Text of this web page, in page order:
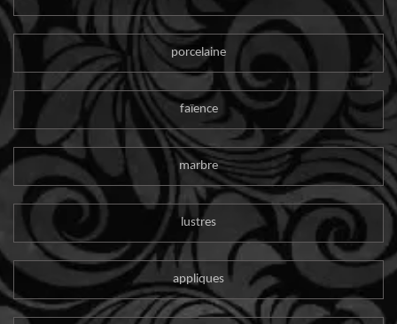
porcelaine
faïence
marbre
lustres
appliques